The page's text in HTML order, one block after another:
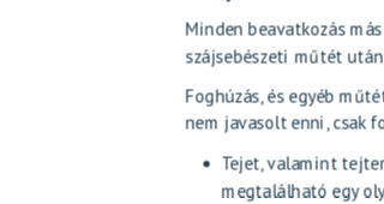
Minden beavatkozás
szájsebészeti műtét
Foghúzás, és egyéb
nem javasolt enni, csak
Tejet, valamint
megtalálható egy